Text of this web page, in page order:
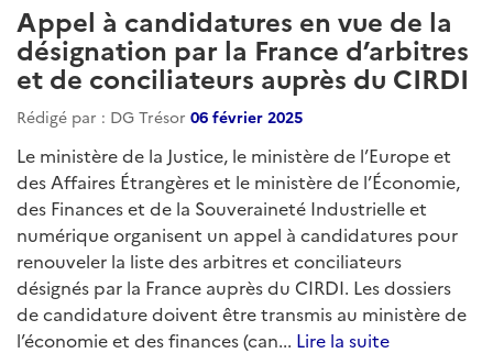
Appel à candidatures en vue de la
désignation par la France d’arbitres
et de conciliateurs auprès du CIRDI
Rédigé par : DG Trésor 06 février 2025
Le ministère de la Justice, le ministère de l’Europe et
des Affaires Étrangères et le ministère de l’Économie,
des Finances et de la Souveraineté Industrielle et
numérique organisent un appel à candidatures pour
renouveler la liste des arbitres et conciliateurs
désignés par la France auprès du CIRDI. Les dossiers
de candidature doivent être transmis au ministère de
l’économie et des finances (can... Lire la suite